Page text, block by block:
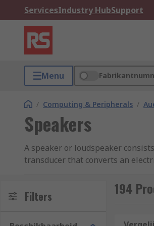
ServicesIndustry HubSupport
Menu
/ Computing & Peripherals /
Speakers
A speaker or loudspeaker
transducer that converts an
drivers to deal with different
loudness of a speaker is
by an audio amplifier. Most
Filters 194